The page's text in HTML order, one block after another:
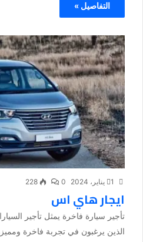
التفاصيل »
1 يناير، 2024 0
228
ايجار هاي اس
تأجير سيارة فاخرة يمثل تأجير
الذين يرغبون في تجربة فاخرة